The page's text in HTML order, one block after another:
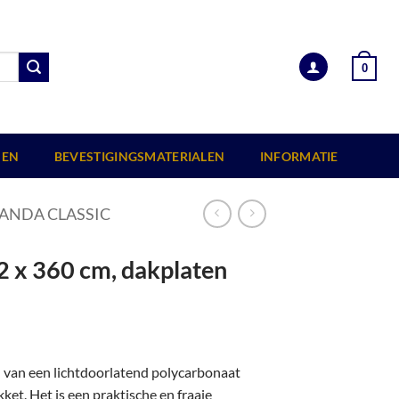
0
BEVESTIGINGSMATERIALEN INFORMATIE
CLASSIC
x 360 cm, dakplaten
van een lichtdoorlatend polycarbonaat
Het is een praktische en fraaie